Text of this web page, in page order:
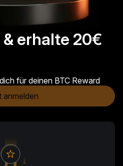
erhalte 20€
für deinen BTC Reward
anmelden